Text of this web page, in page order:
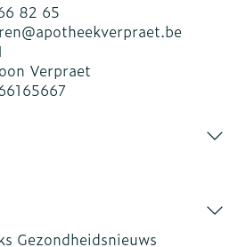
82 65
apotheekverpraet.be
Verpraet
Gezondheidsnieuws